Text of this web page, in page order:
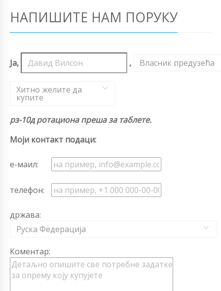
НАПИШИТЕ НАМ ПОРУКУ
Ја, , Власник предузећа
,
Хитно желите да
купите
рз-10д ротациона преша за таблете.
Моји контакт подаци:
е-маил:
телефон:
држава:
Руска Федерација
Коментар: